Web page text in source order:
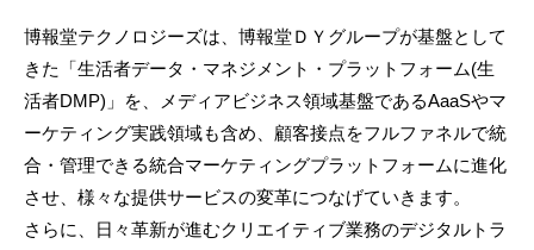
博報堂テクノロジーズは、博報堂ＤＹグループが基盤として
きた「生活者データ・マネジメント・プラットフォーム(生
活者DMP)」を、メディアビジネス領域基盤であるAaaSやマ
ーケティング実践領域も含め、顧客接点をフルファネルで統
合・管理できる統合マーケティングプラットフォームに進化
させ、様々な提供サービスの変革につなげていきます。
さらに、日々革新が進むクリエイティブ業務のデジタルトラ